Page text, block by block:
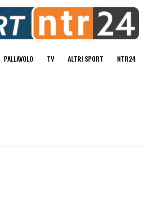
PALLAVOLO TV ALTRI SPORT NTR24